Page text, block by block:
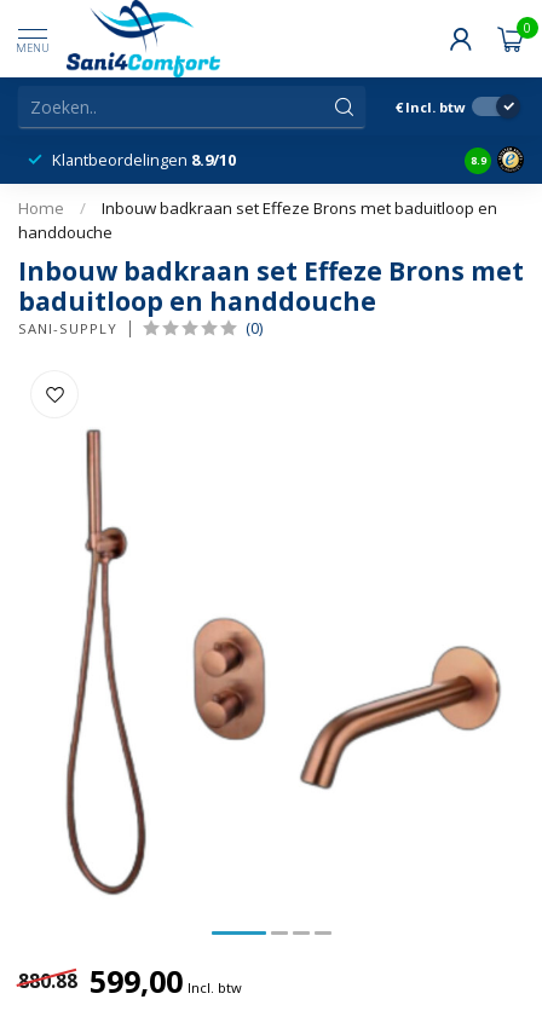
MENU
0
€ Incl. btw
Klantbeordelingen 8.9/10 8.9
Home /
Inbouw badkraan set Effeze Brons met baduitloop en
handdouche
Inbouw badkraan set Effeze Brons met
baduitloop en handdouche
SANI-SUPPLY (0)
880.88 599,00 Incl. btw